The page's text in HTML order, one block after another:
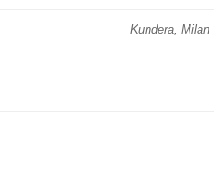
Kundera, Milan